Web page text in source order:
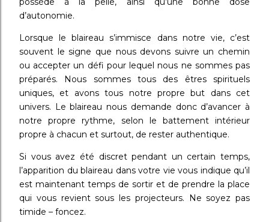
d’autonomie.
Lorsque le blaireau s’immisce dans notre vie, c’est
souvent le signe que nous devons suivre un chemin
ou accepter un défi pour lequel nous ne sommes pas
préparés. Nous sommes tous des êtres spirituels
uniques, et avons tous notre propre but dans cet
univers. Le blaireau nous demande donc d’avancer à
notre propre rythme, selon le battement intérieur
propre à chacun et surtout, de rester authentique.
Si vous avez été discret pendant un certain temps,
l’apparition du blaireau dans votre vie vous indique qu’il
est maintenant temps de sortir et de prendre la place
qui vous revient sous les projecteurs. Ne soyez pas
timide – foncez.